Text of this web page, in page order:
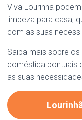
Viva Lourinhã
limpeza para casa,
com as suas
Saiba mais sobre
doméstica pontuais
as suas
Lourinhã